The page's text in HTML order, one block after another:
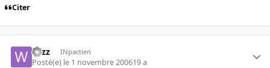
Citer
wizz INpactien
Posté(e) le 1 novembre 200619 a